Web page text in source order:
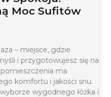
Moc Sufitów
– miejsce, gdzie
i przygotowujesz się na
ma
komfortu i jakości snu.
wygodnego łóżka i